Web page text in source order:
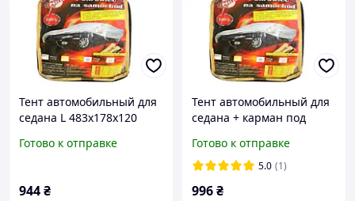
Тент автомобильный для
седана L 483х178х120
Готово к отправке
944₴
Тент автомобильный для
седана + карман под
483х178х120 Milex СС0912
Готово к отправке
5.0 (1)
996₴